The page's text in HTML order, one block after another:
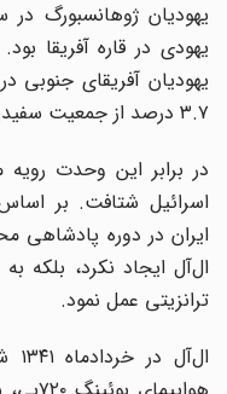
یهودی در قاره آفریقا
یهودیان آفریقای جنوبی در سال ۱۹۶۰
۳.۷ درصد از جمعیت سفیدپوست آن کشور را تشکیل می‌داد.
در برابر این وحدت رویه
اسرائیل شتافت. بر اساس
ایران در دوره پادشاهی
ال‌آل ایجاد نکرد، بلکه
ترانزیتی عمل نمود.
ال‌آل